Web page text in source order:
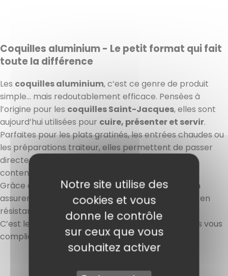
6 avis
Coquilles aluminium - Le petit format qui fait
toute la différence
Les coquilles aluminium, c’est ce genre de produit
simple… mais redoutablement efficace. Pensées à
l’origine pour les coquilles Saint-Jacques, elles sont
aujourd’hui utilisées pour cuire, présenter et servir.
Parfaites pour les plats gratinés, les entrées chaudes ou
les préparations traiteur, elles permettent de passer
directement
, sans changer de
contenant.
Grâce à l’aluminium, cescoquilles en aluminium
assurent une
cuisson homogène et rapide
, tout en
résistant à des températures élevées
C’est le genre de détail qui valorise vos plats… sans vous
compliquer la vie.
Notre site utilise des
cookies et vous
donne le contrôle
sur ceux que vous
souhaitez activer